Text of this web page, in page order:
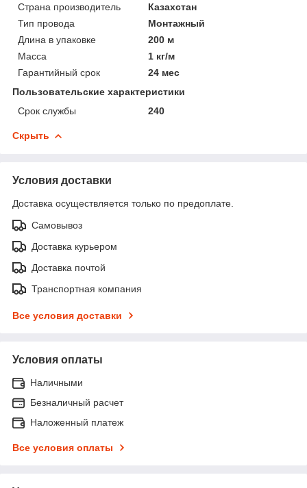
Страна производитель
Казахстан
Тип провода
Монтажный
Длина в упаковке
200 м
Масса
1 кг/м
Гарантийный срок
24 мес
Пользовательские характеристики
Срок службы
240
Скрыть
Условия доставки
Доставка осуществляется только по предоплате.
Самовывоз
Доставка курьером
Доставка почтой
Транспортная компания
Все условия доставки
Условия оплаты
Наличными
Безналичный расчет
Наложенный платеж
Все условия оплаты